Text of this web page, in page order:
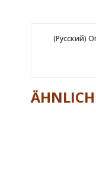
(Русский)
(Русский)